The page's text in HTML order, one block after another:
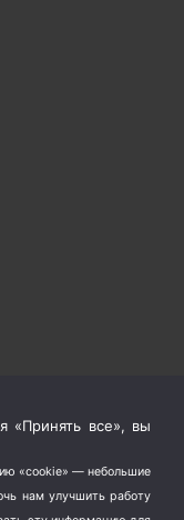
«Принять все», вы
«cookie» — небольшие
нам улучшить работу